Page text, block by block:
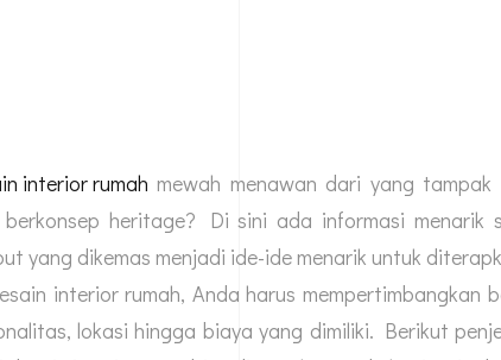
interior rumah mewah menawan dari yang
heritage? Di sini ada informasi menarik
yang dikemas menjadi ide-ide menarik untuk
interior rumah, Anda harus mempertimbangkan
lokasi hingga biaya yang dimiliki. Berikut